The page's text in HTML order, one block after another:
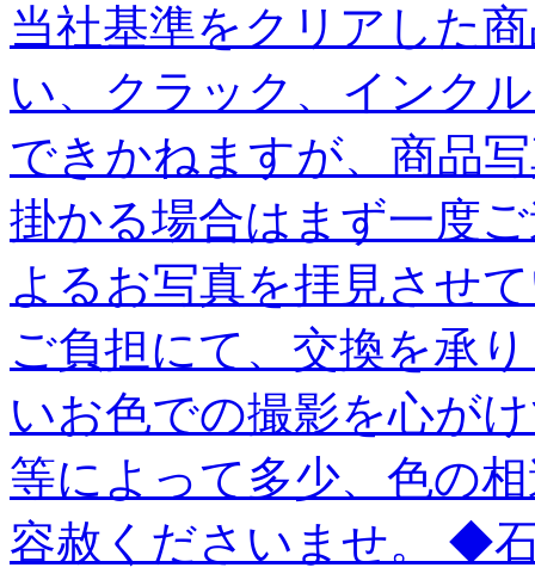
当社基準をクリアした
い、クラック、インク
できかねますが、商品
掛かる場合はまず一度
よるお写真を拝見させ
ご負担にて、交換を承
いお色での撮影を心が
等によって多少、色の
容赦くださいませ。 ◆